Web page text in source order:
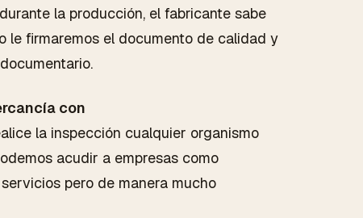
la producción, el fabricante sabe
le firmaremos el documento de calidad y
con
la inspección cualquier organismo
acudir a empresas como
pero de manera mucho